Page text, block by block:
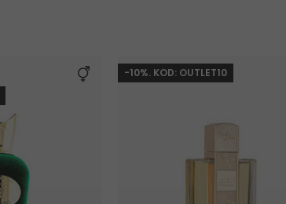
-10%. KOD: OUTLET10